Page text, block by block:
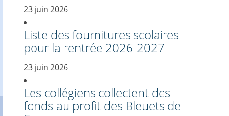
23 juin 2026
Liste des fournitures scolaires
pour la rentrée 2026-2027
23 juin 2026
Les collégiens collectent des
fonds au profit des Bleuets de